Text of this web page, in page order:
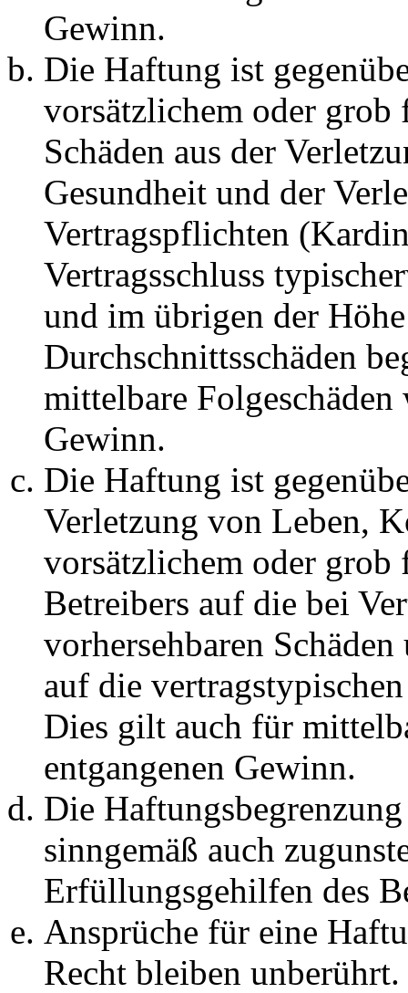
Gewinn.
Die Haftung ist
vorsätzlichem oder grob
Schäden aus der
Gesundheit und der
Vertragspflichten
Vertragsschluss
und im übrigen der
Durchschnittsschäden
mittelbare Folgeschäden
Gewinn.
Die Haftung ist
Verletzung von Leben,
vorsätzlichem oder grob
Betreibers auf die bei
vorhersehbaren
auf die
Dies gilt auch für
entgangenen Gewinn.
Die
sinngemäß auch
Erfüllungsgehilfen des
Ansprüche für eine
Recht bleiben unberührt.